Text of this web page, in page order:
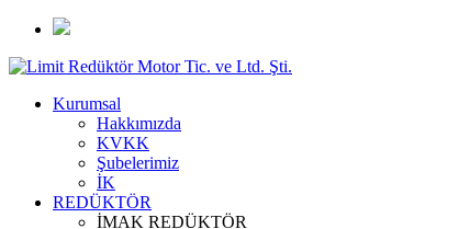
Kurumsal
Hakkımızda
KVKK
Şubelerimiz
İK
REDÜKTÖR
İMAK REDÜKTÖR